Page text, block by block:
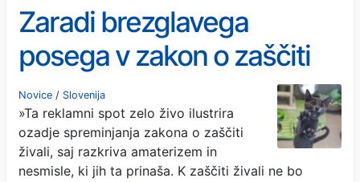
Zaradi brezglavega
posega v zakon o zaščiti
živali v slabem letu niso
“uštimali” še domala
ničesar
Novice / Slovenija
»Ta reklamni spot zelo živo ilustrira
ozadje spreminjanja zakona o zaščiti
živali, saj razkriva amaterizem in
nesmisle, ki jih ta prinaša. K zaščiti živali ne bo